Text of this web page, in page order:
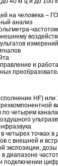
на человека –
анализ
и
HF)
четырем
точках в
с внешней и
экспозиции,
диапазоне